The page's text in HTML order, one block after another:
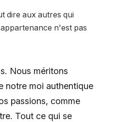
dire aux autres qui
n'est pas
Nous méritons
notre moi authentique
passions, comme
Tout ce qui se